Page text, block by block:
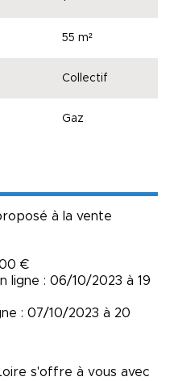
55 m²
Collectif
Gaz
à la vente
€
ligne : 06/10/2023 à 19
: 07/10/2023 à 20
s'offre à vous avec